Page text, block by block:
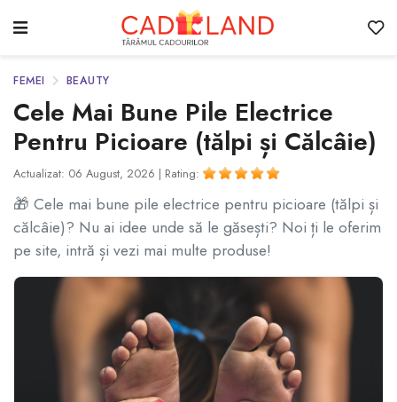
FEMEI BEAUTY
Cele Mai Bune Pile Electrice
Pentru Picioare (tălpi și Călcâie)
Actualizat: 06 August, 2026 | Rating:
🎁 Cele mai bune pile electrice pentru picioare (tălpi și
călcâie)? Nu ai idee unde să le găsești? Noi ți le oferim
pe site, intră și vezi mai multe produse!